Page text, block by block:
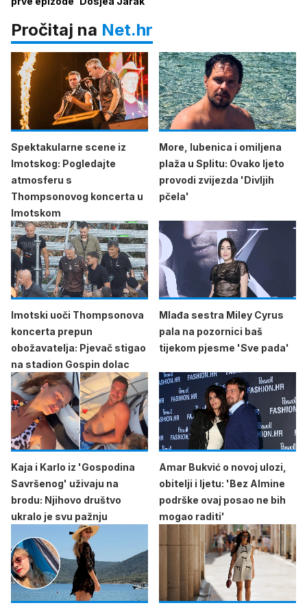
Pročitaj na Net.hr
Spektakularne scene iz
Imotskog: Pogledajte
atmosferu s
Thompsonovog koncerta u
Imotskom
More, lubenica i omiljena
plaža u Splitu: Ovako ljeto
provodi zvijezda 'Divljih
pčela'
Imotski uoči Thompsonova
koncerta prepun
obožavatelja: Pjevač stigao
na stadion Gospin dolac
Mlađa sestra Miley Cyrus
pala na pozornici baš
tijekom pjesme 'Sve pada'
Kaja i Karlo iz 'Gospodina
Savršenog' uživaju na
brodu: Njihovo društvo
ukralo je svu pažnju
Amar Bukvić o novoj ulozi,
obitelji i ljetu: 'Bez Almine
podrške ovaj posao ne bih
mogao raditi'